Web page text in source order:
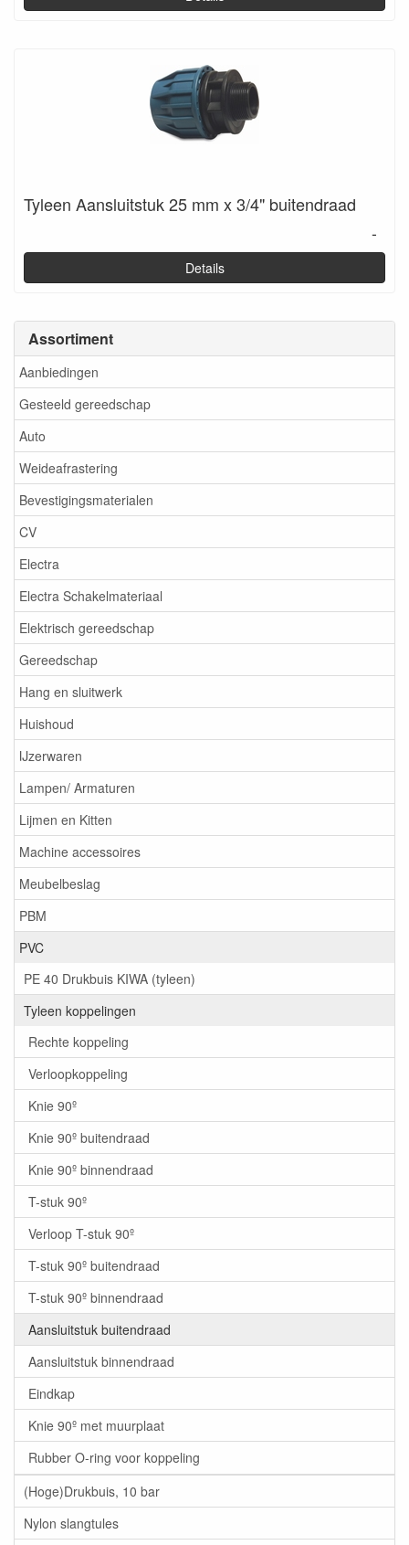
Assortiment
Aanbiedingen
Gesteeld gereedschap
Auto
Weideafrastering
Bevestigingsmaterialen
CV
Electra
Electra Schakelmateriaal
Elektrisch gereedschap
Gereedschap
Hang en sluitwerk
Huishoud
IJzerwaren
Lampen/ Armaturen
Lijmen en Kitten
Machine accessoires
Meubelbeslag
PBM
PVC
PE 40 Drukbuis KIWA (tyleen)
Tyleen koppelingen
Rechte koppeling
Verloopkoppeling
Knie 90º
Knie 90º buitendraad
Knie 90º binnendraad
T-stuk 90º
Verloop T-stuk 90º
T-stuk 90º buitendraad
T-stuk 90º binnendraad
Aansluitstuk buitendraad
Aansluitstuk binnendraad
Eindkap
Knie 90º met muurplaat
Rubber O-ring voor koppeling
(Hoge)Drukbuis, 10 bar
Nylon slangtules
Tyleen Aansluitstuk 25 mm x 3/4" buitendraad
-
Details